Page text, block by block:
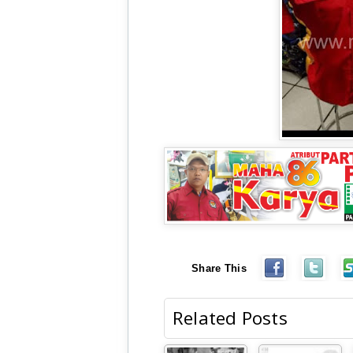
Share This
Related Posts